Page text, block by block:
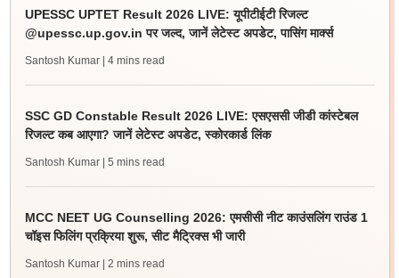
UPESSC UPTET Result 2026 LIVE: यूपीटीईटी रिजल्ट
@upessc.up.gov.in पर जल्द, जानें लेटेस्ट अपडेट, पासिंग मार्क्स
Santosh Kumar | 4 mins read
SSC GD Constable Result 2026 LIVE: एसएससी जीडी कांस्टेबल
रिजल्ट कब आएगा? जानें लेटेस्ट अपडेट, स्कोरकार्ड लिंक
Santosh Kumar | 5 mins read
MCC NEET UG Counselling 2026: एमसीसी नीट काउंसलिंग राउंड 1
चॉइस फिलिंग प्रक्रिया शुरू, सीट मैट्रिक्स भी जारी
Santosh Kumar | 2 mins read